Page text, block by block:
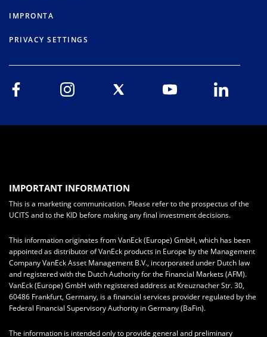
IMPRONTA
PRIVACY SETTINGS
IMPORTANT INFORMATION
This is a marketing communication. Please refer to the prospectus of the
UCITS and to the KID before making any final investment decisions.
This information originates from VanEck (Europe) GmbH, which has been
appointed as distributor of VanEck products in Europe by the Management
Company VanEck Asset Management B.V., incorporated under Dutch law
and registered with the Dutch Authority for the Financial Markets (AFM).
VanEck (Europe) GmbH with registered address at Kreuznacher Str. 30,
60486 Frankfurt, Germany, is a financial services provider regulated by the
Federal Financial Supervisory Authority in Germany (BaFin).
The information is intended only to provide general and preliminary